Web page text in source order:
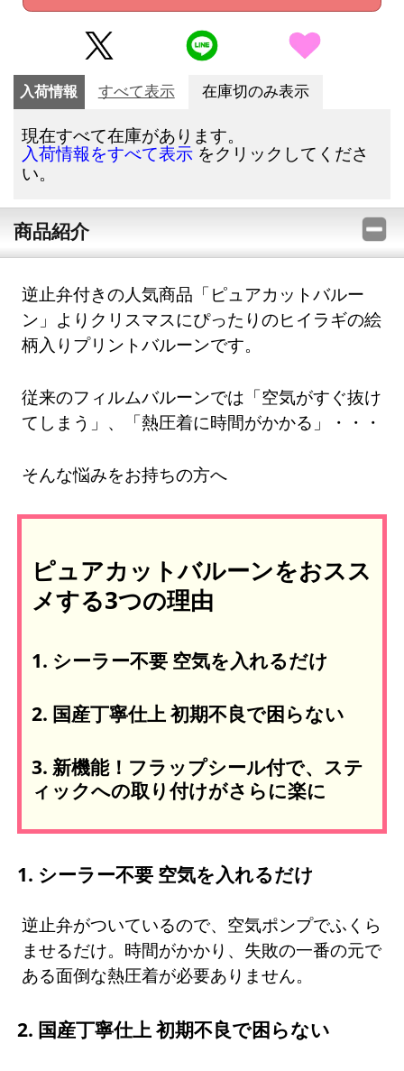
入荷情報 すべて表示 在庫切のみ表示
現在すべて在庫があります。
入荷情報をすべて表示 をクリックしてくださ
い。
商品紹介
逆止弁付きの人気商品「ピュアカットバルー
ン」よりクリスマスにぴったりのヒイラギの絵
柄入りプリントバルーンです。
従来のフィルムバルーンでは「空気がすぐ抜け
てしまう」、「熱圧着に時間がかかる」・・・
そんな悩みをお持ちの方へ
ピュアカットバルーンをおスス
メする3つの理由
1. シーラー不要 空気を入れるだけ
2. 国産丁寧仕上 初期不良で困らない
3. 新機能！フラップシール付で、ステ
ィックへの取り付けがさらに楽に
1. シーラー不要 空気を入れるだけ
逆止弁がついているので、空気ポンプでふくら
ませるだけ。時間がかかり、失敗の一番の元で
ある面倒な熱圧着が必要ありません。
2. 国産丁寧仕上 初期不良で困らない